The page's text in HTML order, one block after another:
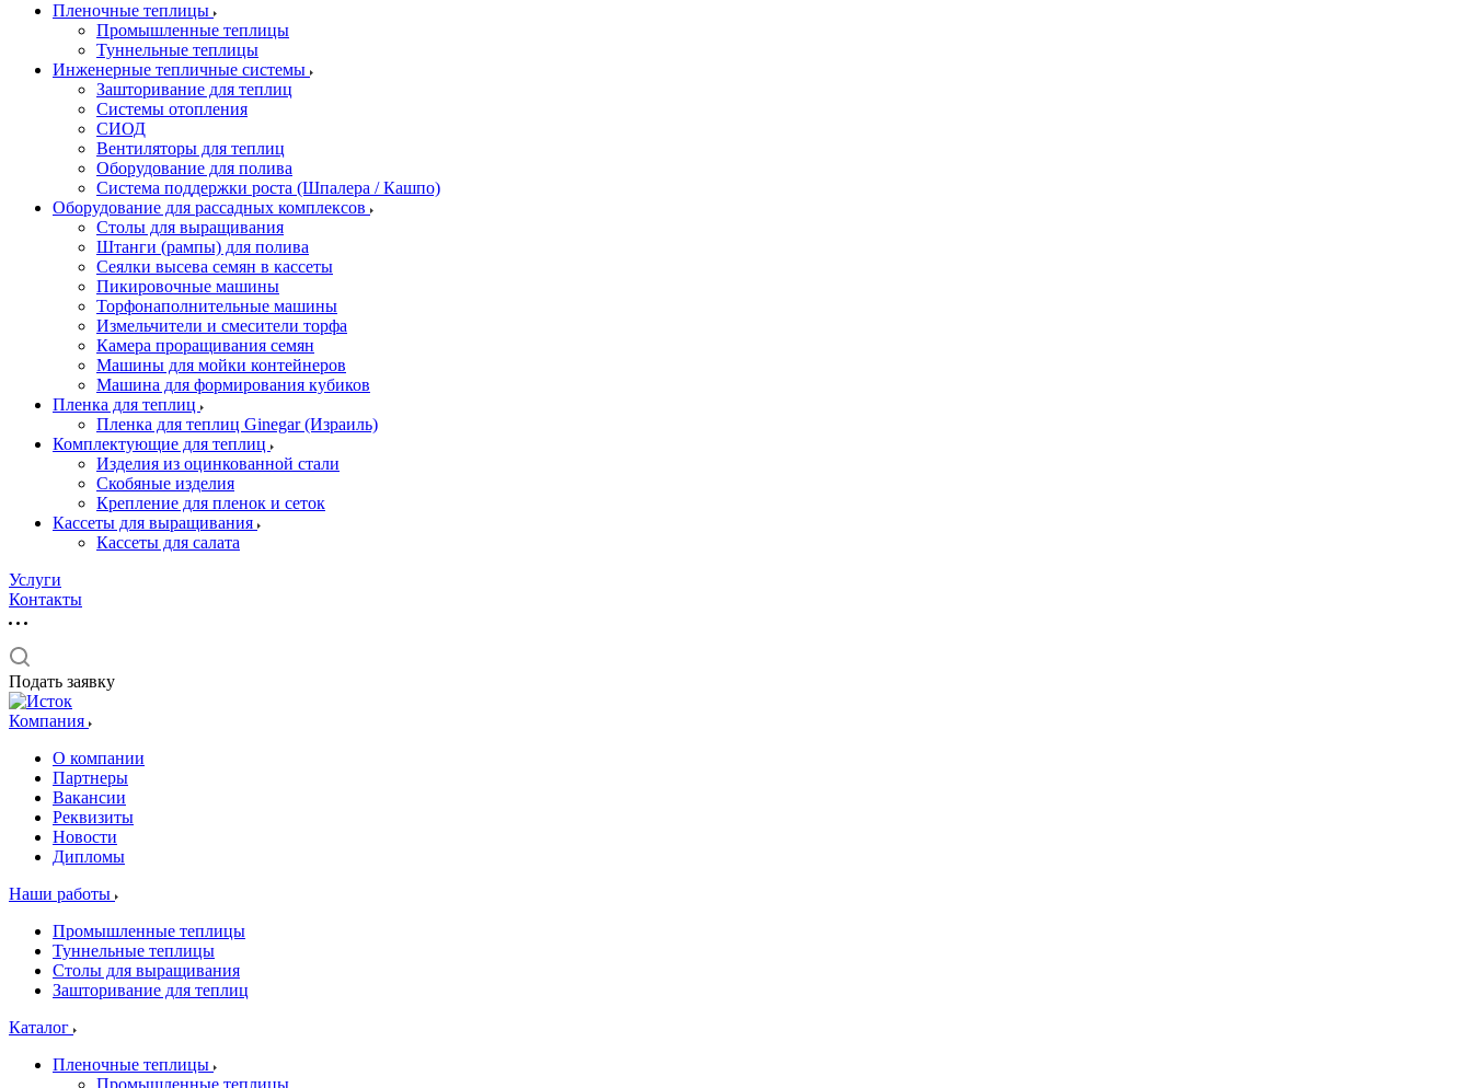
Пленочные теплицы
Промышленные теплицы
Туннельные теплицы
Инженерные тепличные системы
Зашторивание для теплиц
Системы отопления
СИОД
Вентиляторы для теплиц
Оборудование для полива
Система поддержки роста (Шпалера / Кашпо)
Оборудование для рассадных комплексов
Столы для выращивания
Штанги (рампы) для полива
Сеялки высева семян в кассеты
Пикировочные машины
Торфонаполнительные машины
Измельчители и смесители торфа
Камера проращивания семян
Машины для мойки контейнеров
Машина для формирования кубиков
Пленка для теплиц
Пленка для теплиц Ginegar (Израиль)
Комплектующие для теплиц
Изделия из оцинкованной стали
Скобяные изделия
Крепление для пленок и сеток
Кассеты для выращивания
Кассеты для салата
Услуги
Контакты
Подать заявку
Компания
О компании
Партнеры
Вакансии
Реквизиты
Новости
Дипломы
Наши работы
Промышленные теплицы
Туннельные теплицы
Столы для выращивания
Зашторивание для теплиц
Каталог
Пленочные теплицы
Промышленные теплицы